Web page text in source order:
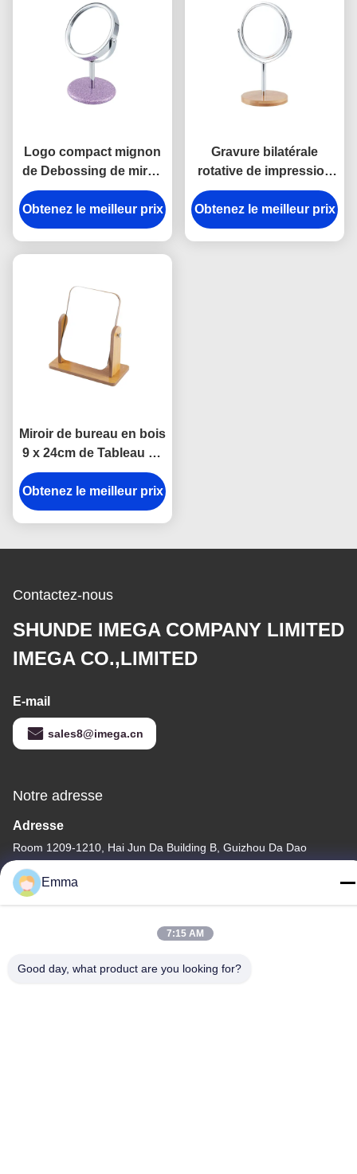
Logo compact mignon
de Debossing de miroir
de miroir cosmétique en
cuir de Tableau d'unité
centrale petit
Obtenez le meilleur prix
Gravure bilatérale
rotative de impression
UV de laser à verre de
miroir de miroir rond de
maquillage
Obtenez le meilleur prix
Miroir de bureau en bois
9 x 24cm de Tableau de
hêtre cosmétique
rectangulaire rotatif de
miroir
Obtenez le meilleur prix
Contactez-nous
SHUNDE IMEGA COMPANY LIMITED
IMEGA CO.,LIMITED
E-mail
sales8@imega.cn
Notre adresse
Adresse
Room 1209-1210, Hai Jun Da Building B, Guizhou Da Dao
Zhong, Ronggui, Shunde, Foshan, Guangdong, China
Télégramme
Emma
7:15 AM
Good day, what product are you looking for?